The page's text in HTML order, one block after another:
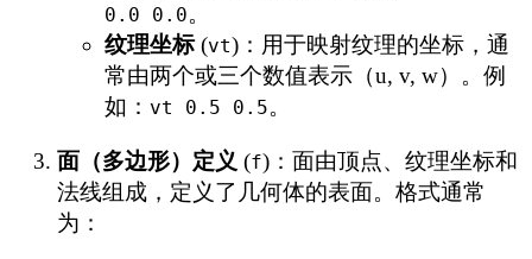
0.0 0.0。
纹理坐标(vt)：用于映射纹理的坐标，通
常由两个或三个数值表示（u, v, w）。例
如： vt 0.5 0.5。
面（多边形）定义 (f)：面由顶点、纹理坐标和
法线组成，定义了几何体的表面。格式通常
为：